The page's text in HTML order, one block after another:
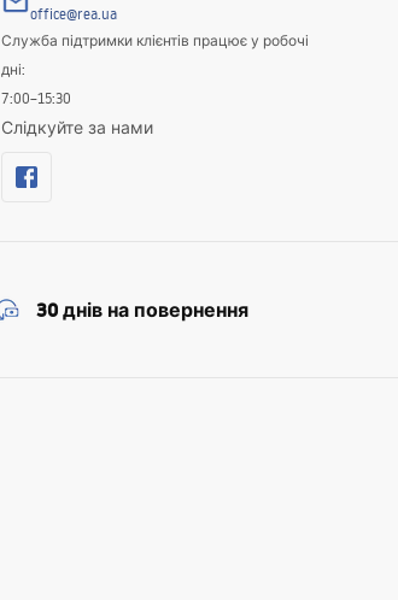
office@rea.ua
Служба підтримки клієнтів працює у робочі
дні:
7:00–15:30
Слідкуйте за нами
30 днів на повернення